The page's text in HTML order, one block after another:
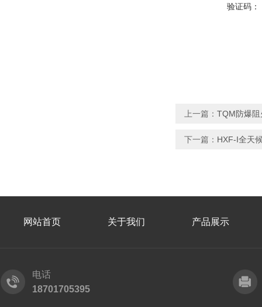
验证码：
上一篇： TQM防爆
下一篇： HXF-I全天
网站首页 关于我们 产品展示
电话
18701705395